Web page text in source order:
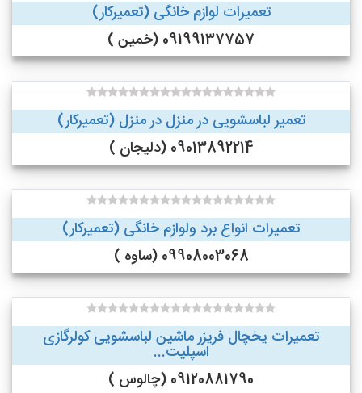
تعمیرات لوازم خانگی (تعمیرکار)
09199137757 (خمین )
تعمیر لباسشویی در منزل در منزل (تعمیرکار)
09013892214 (دلیجان )
تعمیرات انواع برد ولوازم خانگی (تعمیرکار)
09908003068 (ساوه )
تعمیرات یخچال فریزر ماشین لباسشویی کولرگازی
اسپلیت...
09120881790 (چالوس )